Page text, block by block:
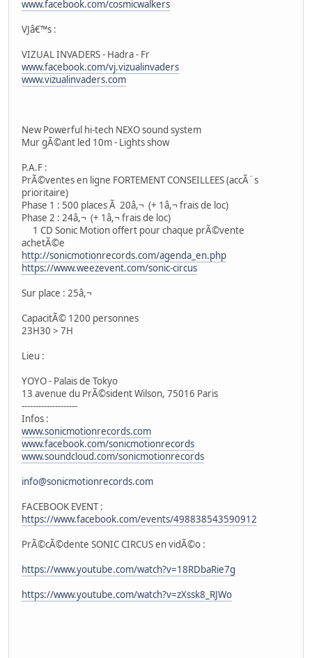
www.facebook.com/cosmicwalkers
VJâ€™s :
VIZUAL INVADERS - Hadra - Fr
www.facebook.com/vj.vizualinvaders
www.vizualinvaders.com
New Powerful hi-tech NEXO sound system
Mur gÃ©ant led 10m - Lights show
P.A.F :
PrÃ©ventes en ligne FORTEMENT CONSEILLEES (accÃ¨s
prioritaire)
Phase 1 : 500 places Ã 20â,¬ (+ 1â,¬ frais de loc)
Phase 2 : 24â,¬ (+ 1â,¬ frais de loc)
1 CD Sonic Motion offert pour chaque prÃ©vente
achetÃ©e
http://sonicmotionrecords.com/agenda_en.php
https://www.weezevent.com/sonic-circus
Sur place : 25â,¬
CapacitÃ© 1200 personnes
23H30 > 7H
Lieu :
YOYO - Palais de Tokyo
13 avenue du PrÃ©sident Wilson, 75016 Paris
--------------------
Infos :
www.sonicmotionrecords.com
www.facebook.com/sonicmotionrecords
www.soundcloud.com/sonicmotionrecords
info@sonicmotionrecords.com
FACEBOOK EVENT :
https://www.facebook.com/events/498838543590912
PrÃ©cÃ©dente SONIC CIRCUS en vidÃ©o :
https://www.youtube.com/watch?v=18RDbaRie7g
https://www.youtube.com/watch?v=zXssk8_RJWo